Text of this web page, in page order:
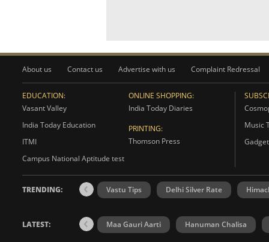
About us Contact us Advertise with us Complaint Redressal
EDUCATION:
Vasant Valley
India Today Education
ITMI
Campus National Aptitude test
ONLINE SHOPPING:
India Today Diaries
PRINTING:
Thomson Press
Music
TRENDING: Vastu Tips Delhi Silver Rate
LATEST: Maa Gauri Aarti Hanuman Chalisa